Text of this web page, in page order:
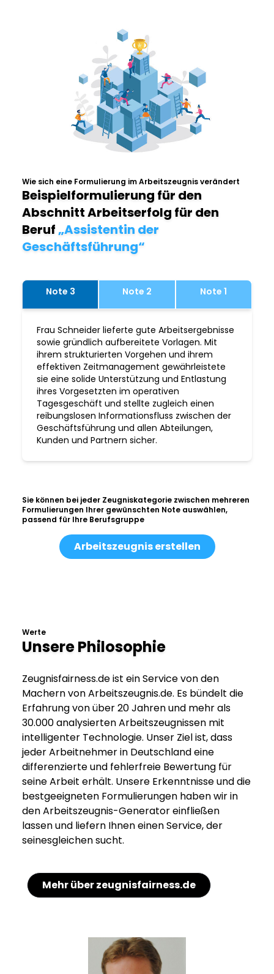
Wie sich eine Formulierung im Arbeitszeugnis verändert
Beispielformulierung für den
Abschnitt Arbeitserfolg für den
Beruf„Assistentin der
Geschäftsführung“
Note 3 Note 2 Note 1
Frau Schneider lieferte gute Arbeitsergebnisse
sowie gründlich aufbereitete Vorlagen. Mit
ihrem strukturierten Vorgehen und ihrem
effektiven Zeitmanagement gewährleistete
sie eine solide Unterstützung und Entlastung
ihres Vorgesetzten im operativen
Tagesgeschäft und stellte zugleich einen
reibungslosen Informationsfluss zwischen der
Geschäftsführung und allen Abteilungen,
Kunden und Partnern sicher.
Sie können bei jeder Zeugniskategorie zwischen mehreren
Formulierungen Ihrer gewünschten Note auswählen,
passend für Ihre Berufsgruppe
Arbeitszeugnis erstellen
Werte
Unsere Philosophie
Zeugnisfairness.de ist ein Service von den
Machern von Arbeitszeugnis.de. Es bündelt die
Erfahrung von über 20 Jahren und mehr als
30.000 analysierten Arbeitszeugnissen mit
intelligenter Technologie. Unser Ziel ist, dass
jeder Arbeitnehmer in Deutschland eine
differenzierte und fehlerfreie Bewertung für
seine Arbeit erhält. Unsere Erkenntnisse und die
bestgeeigneten Formulierungen haben wir in
den Arbeitszeugnis-Generator einfließen
lassen und liefern Ihnen einen Service, der
seinesgleichen sucht.
Mehr über zeugnisfairness.de